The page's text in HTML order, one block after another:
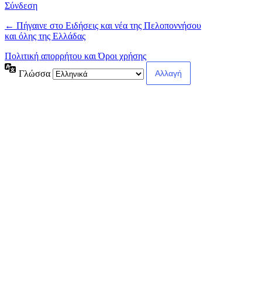
Σύνδεση
← Πήγαινε στο Ειδήσεις και νέα της Πελοποννήσου
και όλης της Ελλάδας
Πολιτική απορρήτου και Όροι χρήσης
Γλώσσα